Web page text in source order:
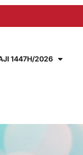
1447H/2026